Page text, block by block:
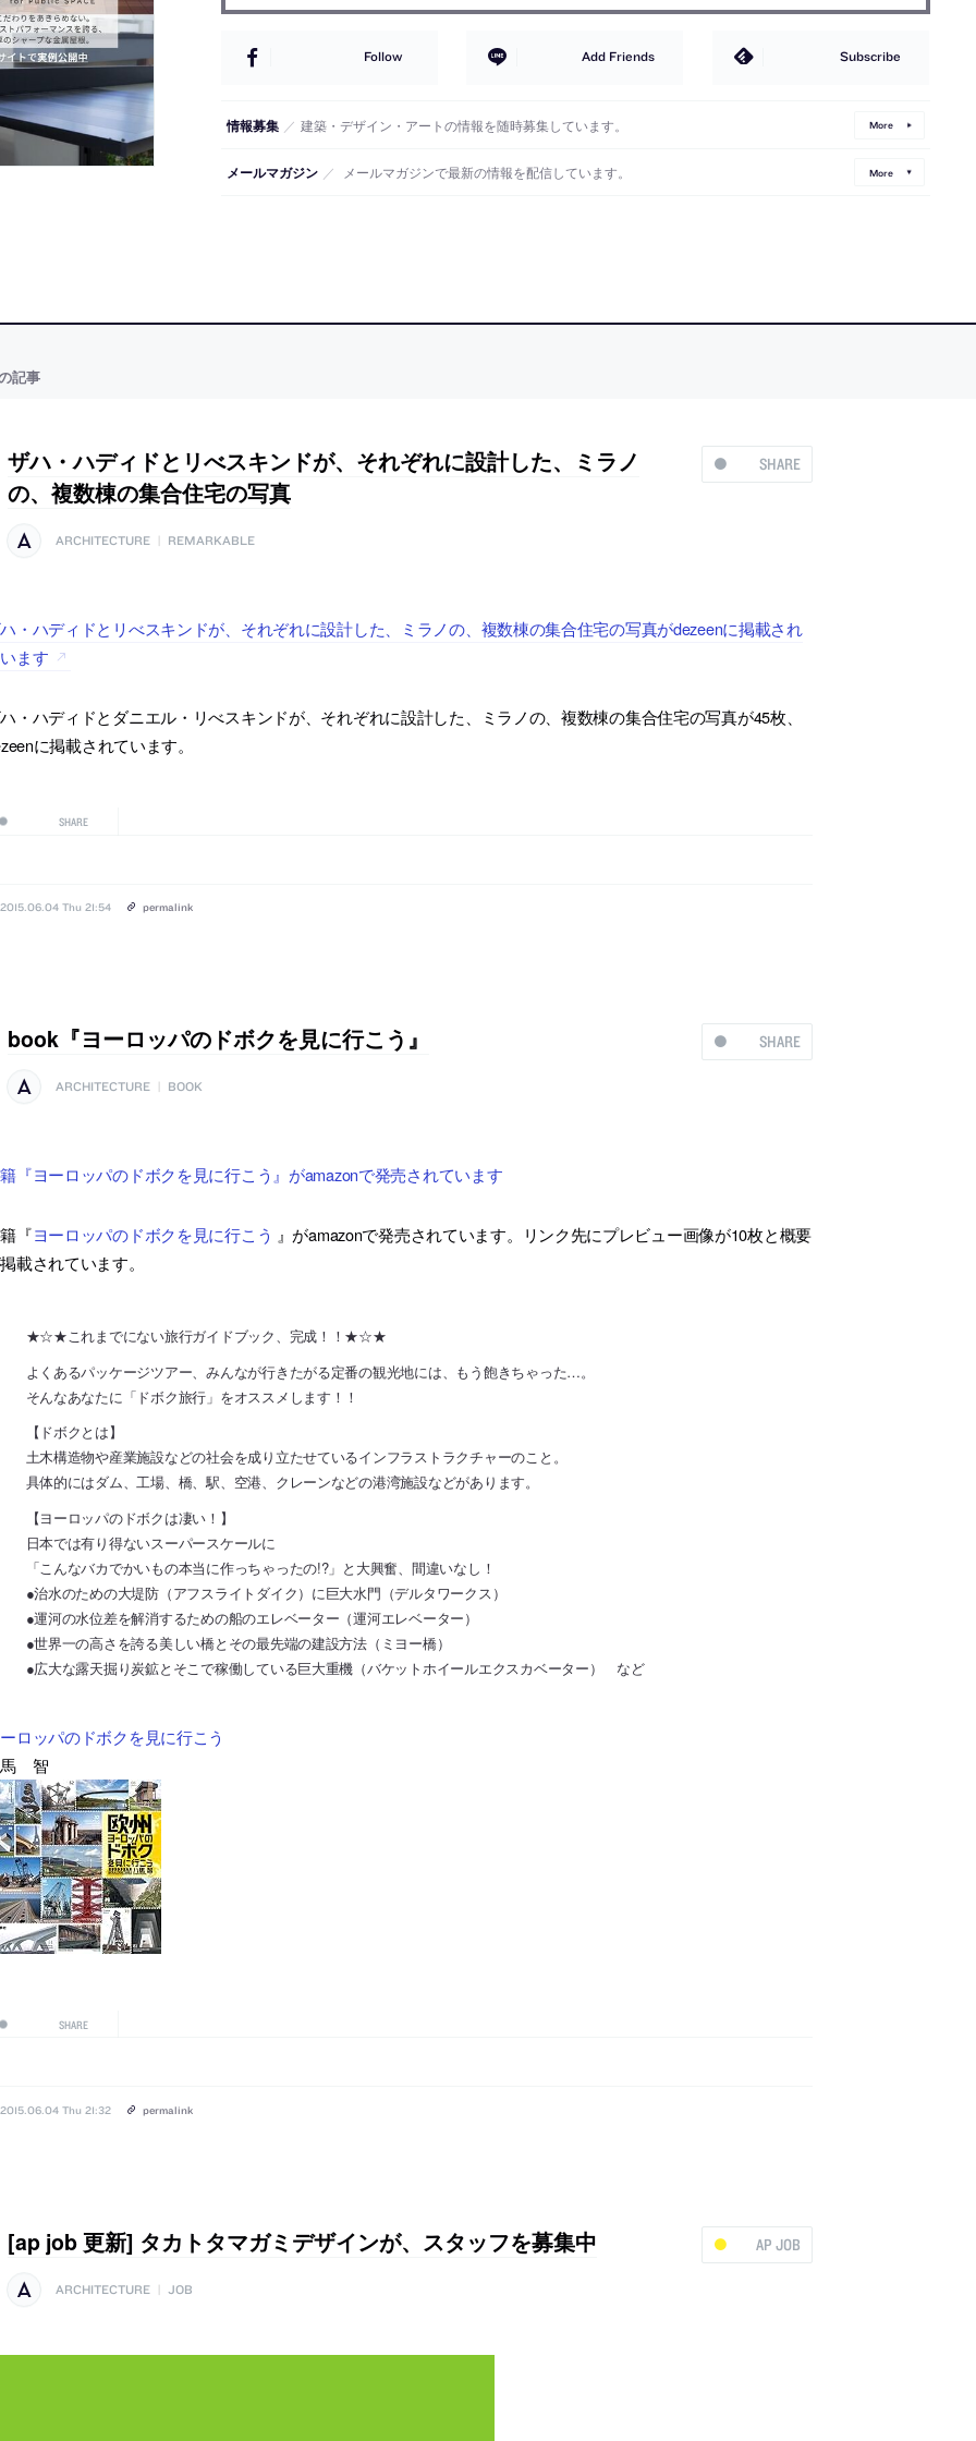
Follow Add Friends Subscribe
情報募集 ／ 建築・デザイン・アートの情報を随時募集しています。 More
メールマガジン ／ メールマガジンで最新の情報を配信しています。 More
記事
SHARE
ザハ・ハディドとリべスキンドが、それぞれに設計した、ミラノ
の、複数棟の集合住宅の写真
ARCHITECTURE REMARKABLE
・ハディドとリべスキンドが、それぞれに設計した、ミラノの、複数棟の集合住宅の写真がdezeenに掲載され
ます
・ハディドとダニエル・リべスキンドが、それぞれに設計した、ミラノの、複数棟の集合住宅の写真が45枚、
に掲載されています。
SHARE
2015.06.04 Thu 21:54 permalink
SHARE
book『ヨーロッパのドボクを見に行こう』
ARCHITECTURE BOOK
『ヨーロッパのドボクを見に行こう』がamazonで発売されています
『ヨーロッパのドボクを見に行こう 』がamazonで発売されています。リンク先にプレビュー画像が10枚と概要
載されています。
★☆★これまでにない旅行ガイドブック、完成！！★☆★
よくあるパッケージツアー、みんなが行きたがる定番の観光地には、もう飽きちゃった…。
そんなあなたに「ドボク旅行」をオススメします！！
【ドボクとは】
土木構造物や産業施設などの社会を成り立たせているインフラストラクチャーのこと。
具体的にはダム、工場、橋、駅、空港、クレーンなどの港湾施設などがあります。
【ヨーロッパのドボクは凄い！】
日本では有り得ないスーパースケールに
「こんなバカでかいもの本当に作っちゃったの!?」と大興奮、間違いなし！
●治水のための大堤防（アフスライトダイク）に巨大水門（デルタワークス）
●運河の水位差を解消するための船のエレベーター（運河エレベーター）
●世界一の高さを誇る美しい橋とその最先端の建設方法（ミヨー橋）
●広大な露天掘り炭鉱とそこで稼働している巨大重機（バケットホイールエクスカベーター） など
ロッパのドボクを見に行こう
智
SHARE
2015.06.04 Thu 21:32 permalink
AP JOB
[ap job 更新] タカトタマガミデザインが、スタッフを募集中
ARCHITECTURE JOB